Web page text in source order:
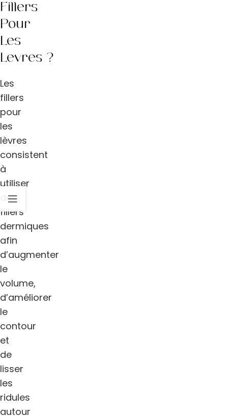
Fillers
Pour
Les
Lèvres ?
Les
fillers
pour
les
lèvres
consistent
à
utiliser
des
fillers
dermiques
afin
d’augmenter
le
volume,
d’améliorer
le
contour
et
de
lisser
les
ridules
autour